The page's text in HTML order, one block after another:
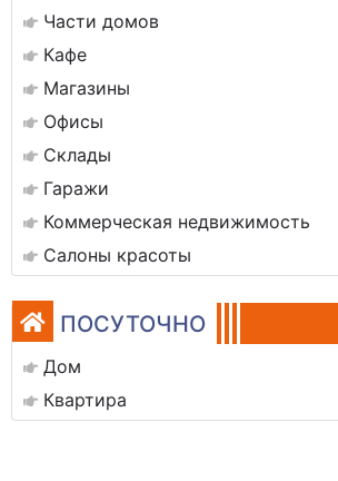
Части домов
Кафе
Магазины
Офисы
Склады
Гаражи
Коммерческая недвижимость
Салоны красоты
ПОСУТОЧНО
Дом
Квартира